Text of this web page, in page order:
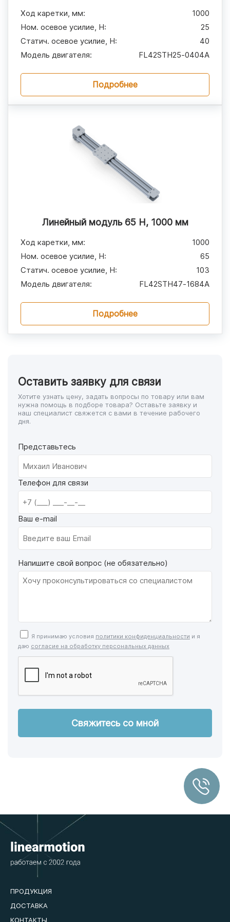
Ход каретки, мм:
1000
Ном. осевое усилие, H:
25
Статич. осевое усилие, H:
40
Модель двигателя: FL42STH25‑0404A
Подробнее
Линейный модуль 65 Н, 1000 мм
Ход каретки, мм:
1000
Ном. осевое усилие, H:
65
Статич. осевое усилие, H:
103
Модель двигателя: FL42STH47‑1684A
Подробнее
Оставить заявку для связи
Хотите узнать цену, задать вопросы по товару или вам
нужна помощь в подборе товара? Оставьте заявку и
наш специалист свяжется с вами в течение рабочего
дня.
Представьтесь
Телефон для связи
Ваш e-mail
Напишите свой вопрос (не обязательно)
Я принимаю условия политики конфиденциальности и я
даю согласие на обработку персональных данных
ПРОДУКЦИЯ
ДОСТАВКА
КОНТАКТЫ